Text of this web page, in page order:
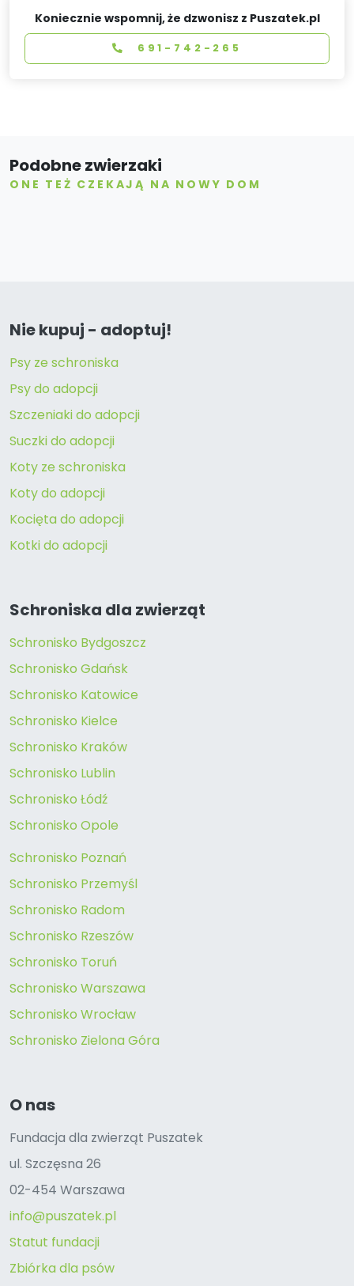
Koniecznie wspomnij, że dzwonisz z Puszatek.pl
691-742-265
Podobne zwierzaki
ONE TEŻ CZEKAJĄ NA NOWY DOM
Nie kupuj - adoptuj!
Psy ze schroniska
Psy do adopcji
Szczeniaki do adopcji
Suczki do adopcji
Koty ze schroniska
Koty do adopcji
Kocięta do adopcji
Kotki do adopcji
Schroniska dla zwierząt
Schronisko Bydgoszcz
Schronisko Gdańsk
Schronisko Katowice
Schronisko Kielce
Schronisko Kraków
Schronisko Lublin
Schronisko Łódź
Schronisko Opole
Schronisko Poznań
Schronisko Przemyśl
Schronisko Radom
Schronisko Rzeszów
Schronisko Toruń
Schronisko Warszawa
Schronisko Wrocław
Schronisko Zielona Góra
O nas
Fundacja dla zwierząt Puszatek
ul. Szczęsna 26
02-454 Warszawa
info@puszatek.pl
Statut fundacji
Zbiórka dla psów